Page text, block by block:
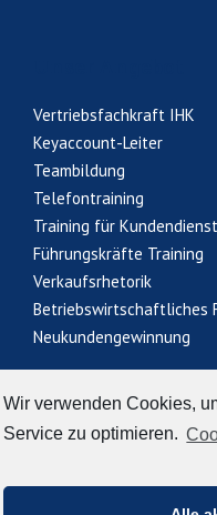
Wir verwenden Cookies,
Service zu optimieren.
Vertriebsfachkraft IHK
Keyaccount-Leiter
Teambildung
Telefontraining
Training für
Führungskräfte Training
Verkaufsrhetorik
Betriebswirtschaftliches
Neukundengewinnung
Impressum